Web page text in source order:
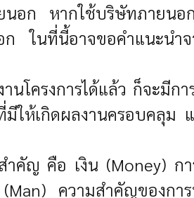
อก หากใช้บริษัทภายนอ
ในที่นี้อาจขอคำแนะนำ
โครงการได้แล้ว ก็จะมี
ให้เกิดผลงานครอบคลุม
คัญ คือ เงิน (Money) ก
ความสำคัญของการ